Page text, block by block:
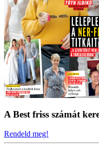
A Best friss számát
Rendeld meg!